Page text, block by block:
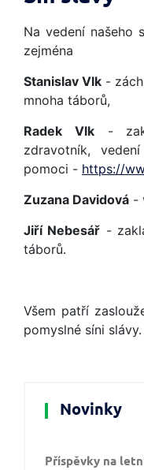
Na vedení našeho
zejména
Stanislav Vlk -
mnoha táborů,
Radek Vlk-
zdravotník,
pomoci - https://
Zuzana Davidová -
Jiří Nebesář -
táborů.
Všem patří
pomyslné síni slávy.
Novinky
Příspěvky na